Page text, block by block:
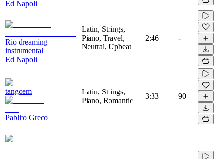
Ed Napoli
Rio dreaming
instrumental
Ed Napoli
Latin, Strings,
Piano, Travel,
Neutral, Upbeat
2:46 -
tangoem
Pablito Greco
Latin, Strings,
Piano, Romantic
3:33 90